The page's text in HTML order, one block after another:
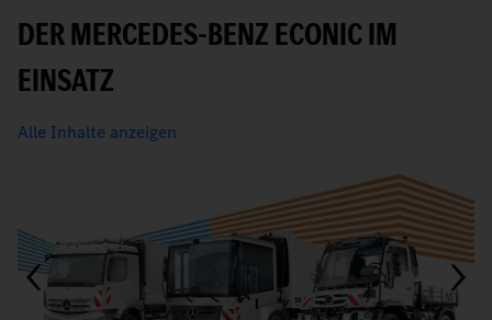
DER MERCEDES-BENZ ECONIC IM
EINSATZ
Alle Inhalte anzeigen